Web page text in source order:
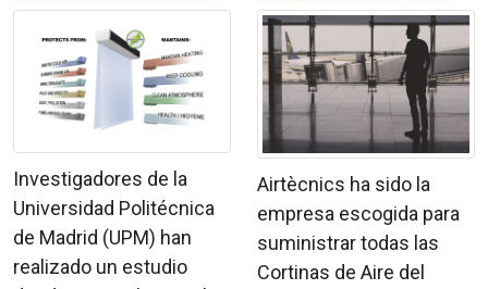
Investigadores de la
Universidad Politécnica
de Madrid (UPM) han
realizado un estudio
Airtècnics ha sido la
empresa escogida para
suministrar todas las
Cortinas de Aire del